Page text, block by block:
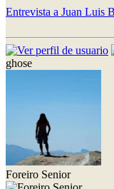
Entrevista a Juan Luis
ghose
Foreiro Senior